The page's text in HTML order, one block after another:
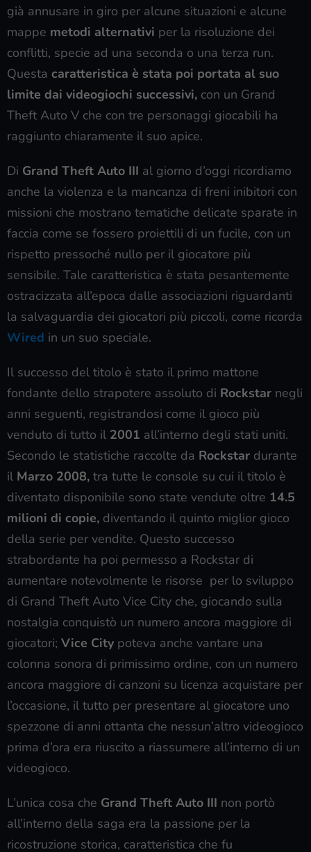
già annusare in giro per alcune situazioni e alcune
mappe metodi alternativi per la risoluzione dei
conflitti, specie ad una seconda o una terza run.
Questa caratteristica è stata poi portata al suo
limite dai videogiochi successivi, con un Grand
Theft Auto V che con tre personaggi giocabili ha
raggiunto chiaramente il suo apice.
Di Grand Theft Auto III al giorno d’oggi ricordiamo
anche la violenza e la mancanza di freni inibitori con
missioni che mostrano tematiche delicate sparate in
faccia come se fossero proiettili di un fucile, con un
rispetto pressoché nullo per il giocatore più
sensibile. Tale caratteristica è stata pesantemente
ostracizzata all’epoca dalle associazioni riguardanti
la salvaguardia dei giocatori più piccoli, come ricorda
Wired in un suo speciale.
Il successo del titolo è stato il primo mattone
fondante dello strapotere assoluto di Rockstar negli
anni seguenti, registrandosi come il gioco più
venduto di tutto il 2001 all’interno degli stati uniti.
Secondo le statistiche raccolte da Rockstar durante
il Marzo 2008, tra tutte le console su cui il titolo è
diventato disponibile sono state vendute oltre 14.5
milioni di copie, diventando il quinto miglior gioco
della serie per vendite. Questo successo
strabordante ha poi permesso a Rockstar di
aumentare notevolmente le risorse per lo sviluppo
di Grand Theft Auto Vice City che, giocando sulla
nostalgia conquistò un numero ancora maggiore di
giocatori; Vice City poteva anche vantare una
colonna sonora di primissimo ordine, con un numero
ancora maggiore di canzoni su licenza acquistare per
l’occasione, il tutto per presentare al giocatore uno
spezzone di anni ottanta che nessun’altro videogioco
prima d’ora era riuscito a riassumere all’interno di un
videogioco.
L’unica cosa che Grand Theft Auto III non portò
all’interno della saga era la passione per la
ricostruzione storica, caratteristica che fu